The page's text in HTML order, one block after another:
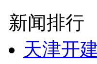
新闻排行
天津开